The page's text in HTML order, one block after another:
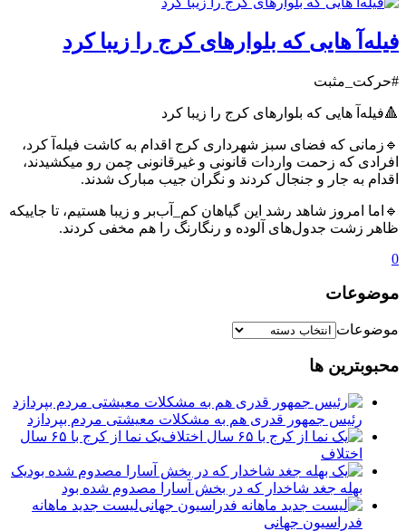
فیله‌آ هایی که بلوارهای کرج را زیبا کرد
#حرکت_مثبت
🔺فیله‌آ هایی که بلوارهای کرج را زیبا کرد
🔹زمانی که فضای سبز شهرداری کرج اقدام به کاشت فیله‌آ کرد،
افرادی که زحمت واردات قانونی و غیرقانونی چمن رو میکشیدند،
اقدام به جار و جنجال کردند و نگران جیب مبارک شدند.
🔹اما امروز شاهد رشد این گیاهان کم_آب‌بر و زیبا هستیم، تا جاییکه
ظاهر زشت جدول‌های آلوده و رنگارنگ را هم مخفی کردند.
0
موضوعات
موضوعات
محبوبترین ها
رئیس جمهور قدری هم به مشکلات معیشتی مردم بپردازد
یک نما از کرج با ۶۵ سال
اختلاف
یک
بهله جغد شاخدار که در بخش آسارا مصدوم شده بود
لیست جدید ماهانه
فدراسیون جهانی